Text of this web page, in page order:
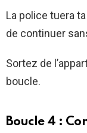
La police tuera
de continuer
Sortez de
boucle.
Boucle 4 :